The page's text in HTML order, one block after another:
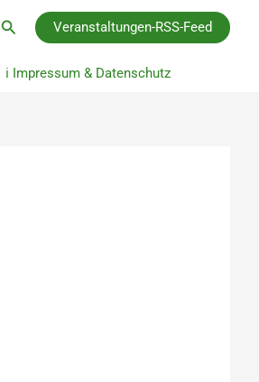
SuchenVeranstaltungen-RSS-Feed
ℹ️ Impressum & Datenschutz